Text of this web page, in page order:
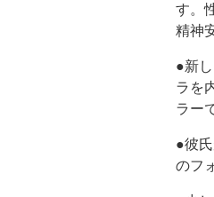
す。
精神
●新
ラを
ラー
●彼
のフ